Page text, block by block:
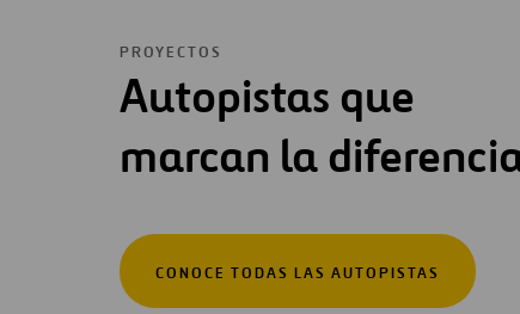
PROYECTOS
Autopistas que
marcan la
CONOCE TODAS LAS AUTOPISTAS